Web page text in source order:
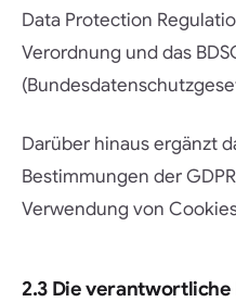
Data Protection
Verordnung und das
Darüber hinaus ergänzt
Bestimmungen der
Verwendung von
2.3 Die verantwortliche